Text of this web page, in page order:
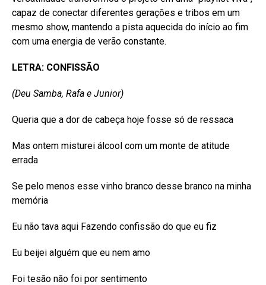
capaz de conectar diferentes gerações e tribos em um
mesmo show, mantendo a pista aquecida do início ao fim
com uma energia de verão constante.
LETRA: CONFISSÃO
(Deu Samba, Rafa e Junior)
Queria que a dor de cabeça hoje fosse só de ressaca
Mas ontem misturei álcool com um monte de atitude
errada
Se pelo menos esse vinho branco desse branco na minha
memória
Eu não tava aqui Fazendo confissão do que eu fiz
Eu beijei alguém que eu nem amo
Foi tesão não foi por sentimento